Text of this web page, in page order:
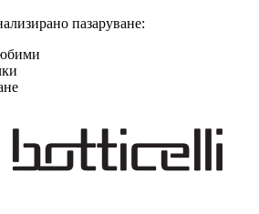
пазаруване: